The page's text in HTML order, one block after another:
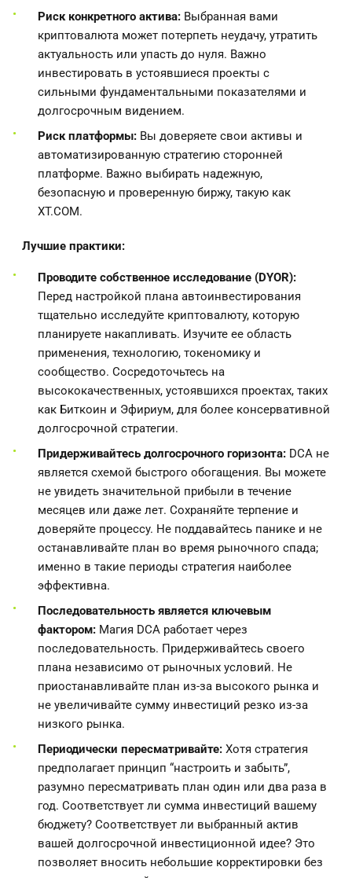
Риск конкретного актива: Выбранная вами
криптовалюта может потерпеть неудачу, утратить
актуальность или упасть до нуля. Важно
инвестировать в устоявшиеся проекты с
сильными фундаментальными показателями и
долгосрочным видением.
Риск платформы: Вы доверяете свои активы и
автоматизированную стратегию сторонней
платформе. Важно выбирать надежную,
безопасную и проверенную биржу, такую как
XT.COM.
Лучшие практики:
Проводите собственное исследование (DYOR):
Перед настройкой плана автоинвестирования
тщательно исследуйте криптовалюту, которую
планируете накапливать. Изучите ее область
применения, технологию, токеномику и
сообщество. Сосредоточьтесь на
высококачественных, устоявшихся проектах, таких
как Биткоин и Эфириум, для более консервативной
долгосрочной стратегии.
Придерживайтесь долгосрочного горизонта: DCA не
является схемой быстрого обогащения. Вы можете
не увидеть значительной прибыли в течение
месяцев или даже лет. Сохраняйте терпение и
доверяйте процессу. Не поддавайтесь панике и не
останавливайте план во время рыночного спада;
именно в такие периоды стратегия наиболее
эффективна.
Последовательность является ключевым
фактором: Магия DCA работает через
последовательность. Придерживайтесь своего
плана независимо от рыночных условий. Не
приостанавливайте план из-за высокого рынка и
не увеличивайте сумму инвестиций резко из-за
низкого рынка.
Периодически пересматривайте: Хотя стратегия
предполагает принцип “настроить и забыть”,
разумно пересматривать план один или два раза в
год. Соответствует ли сумма инвестиций вашему
бюджету? Соответствует ли выбранный актив
вашей долгосрочной инвестиционной идее? Это
позволяет вносить небольшие корректировки без